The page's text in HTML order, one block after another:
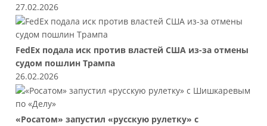
27.02.2026
FedEx подала иск против властей США из-за отмены
судом пошлин Трампа
26.02.2026
«Росатом» запустил «русскую рулетку» с